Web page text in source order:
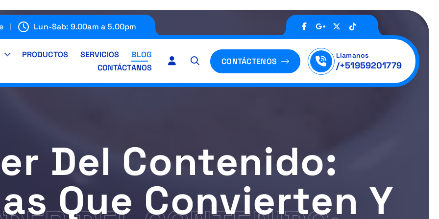
Lun-Sab: 9.00am a 5.00pm
PRODUCTOS SERVICIOS
BLOG
CONTÁCTANOS
CONTÁCTENOS
Llamanos
/+51959201779
Del Contenido:
Que Convierten Y